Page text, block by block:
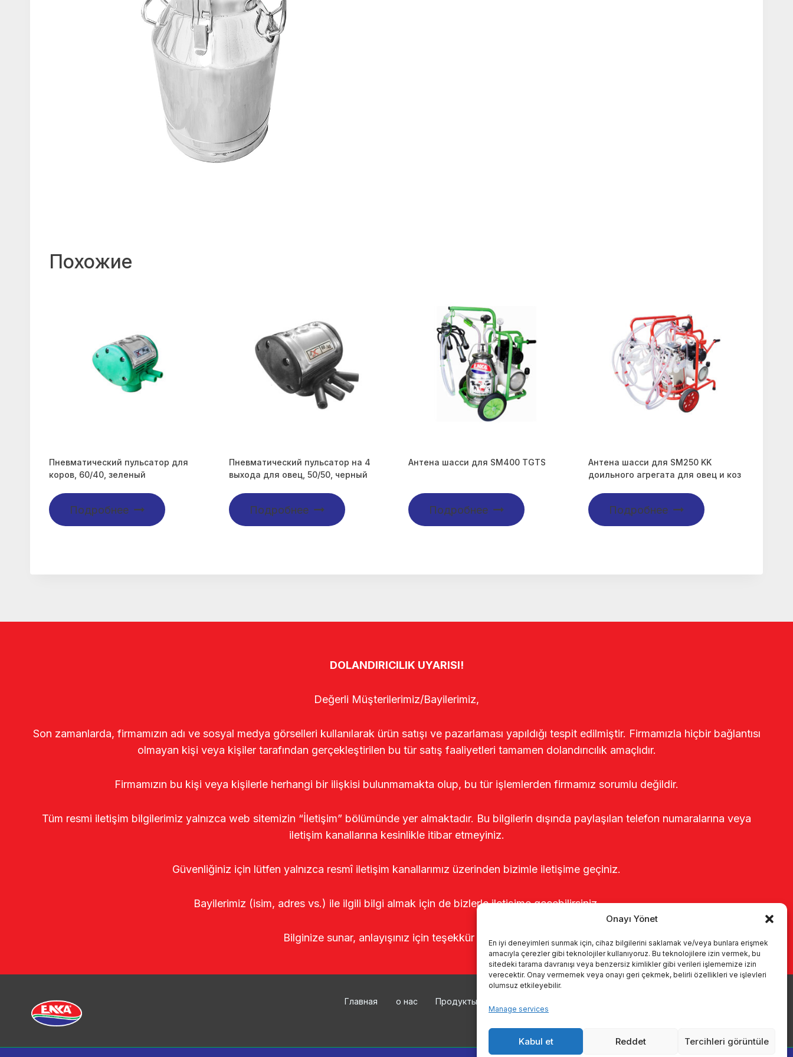
Onayı Yönet
En iyi deneyimleri sunmak için, cihaz bilgilerini saklamak ve/veya bunlara erişmek
amacıyla çerezler gibi teknolojiler kullanıyoruz. Bu teknolojilere izin vermek, bu
sitedeki tarama davranışı veya benzersiz kimlikler gibi verileri işlememize izin
verecektir. Onay vermemek veya onayı geri çekmek, belirli özellikleri ve işlevleri
olumsuz etkileyebilir.
Manage services
Kabul et Reddet Tercihleri görüntüle
Похожие
Пневматический пульсатор для
коров, 60/40, зеленый
Подробнее
Пневматический пульсатор на 4
выхода для овец, 50/50, черный
Подробнее
Антена шасси для SM400 TGTS
Подробнее
Антена шасси для SM250 KK
доильного агрегата для овец и коз
Подробнее
DOLANDIRICILIK UYARISI!
Değerli Müşterilerimiz/Bayilerimiz,
Son zamanlarda, firmamızın adı ve sosyal medya görselleri kullanılarak ürün satışı ve pazarlaması yapıldığı tespit edilmiştir. Firmamızla hiçbir bağlantısı
olmayan kişi veya kişiler tarafından gerçekleştirilen bu tür satış faaliyetleri tamamen dolandırıcılık amaçlıdır.
Firmamızın bu kişi veya kişilerle herhangi bir ilişkisi bulunmamakta olup, bu tür işlemlerden firmamız sorumlu değildir.
Tüm resmi iletişim bilgilerimiz yalnızca web sitemizin “İletişim” bölümünde yer almaktadır. Bu bilgilerin dışında paylaşılan telefon numaralarına veya
iletişim kanallarına kesinlikle itibar etmeyiniz.
Güvenliğiniz için lütfen yalnızca resmî iletişim kanallarımız üzerinden bizimle iletişime geçiniz.
Bayilerimiz (isim, adres vs.) ile ilgili bilgi almak için de bizlerle iletişime geçebilirsiniz.
Bilginize sunar, anlayışınız için teşekkür ederiz.
Главная о нас Продукты